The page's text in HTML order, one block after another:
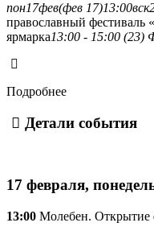
пон17фев(фев 17)13:00вск
православный фестиваль
ярмарка13:00 - 15:00 (23)
Подробнее
Детали события
17 февраля,
13:00 Молебен. Открытие